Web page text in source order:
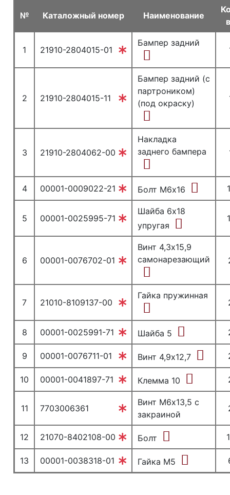
№ Каталожный номер Наименование
1 21910-2804015-01
Бампер задний
2 21910-2804015-11
Бампер задний (с
партроником)
(под окраску)
3 21910-2804062-00
Накладка
заднего бампера
4 00001-0009022-21 Болт М6х16
5 00001-0025995-71
Шайба 6х18
упругая
6 00001-0076702-01
Винт 4,3х15,9
самонарезающий
7 21010-8109137-00
Гайка пружинная
8 00001-0025991-71 Шайба 5
9 00001-0076711-01 Винт 4,9х12,7
10 00001-0041897-71 Клемма 10
11 7703006361
Винт М6х13,5 с
закраиной
12 21070-8402108-00 Болт
13 00001-0038318-01 Гайка М5